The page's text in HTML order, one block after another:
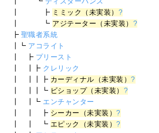
┃ ┣ ミミック（未実装） ?
┃ ┗ アジテーター（未実装） ?
┣ 聖職者系統
┃┗ アコライト
┃ ┣ プリースト
┃ ┃┣ クレリック
┃ ┃┃┣ カーディナル（未実装）?
┃ ┃┃┗ ビショップ（未実装） ?
┃ ┃┗ エンチャンター
┃ ┃ ┣ シーカー（未実装）?
┃ ┃ ┗ エピック（未実装）?